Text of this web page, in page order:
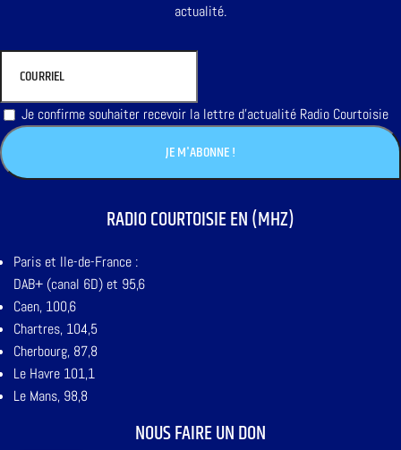
actualité.
Je confirme souhaiter recevoir la lettre d'actualité Radio Courtoisie
RADIO COURTOISIE EN (MHZ)
Paris et Ile-de-France :
DAB+ (canal 6D) et 95,6
Caen, 100,6
Chartres, 104,5
Cherbourg, 87,8
Le Havre 101,1
Le Mans, 98,8
NOUS FAIRE UN DON